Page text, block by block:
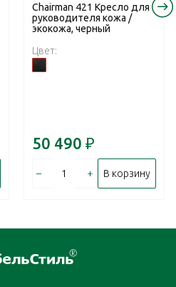
Chairman 421 Кресло для
руководителя кожа /
экокожа, черный
Цвет:
50 490 ₽
– + В корзину